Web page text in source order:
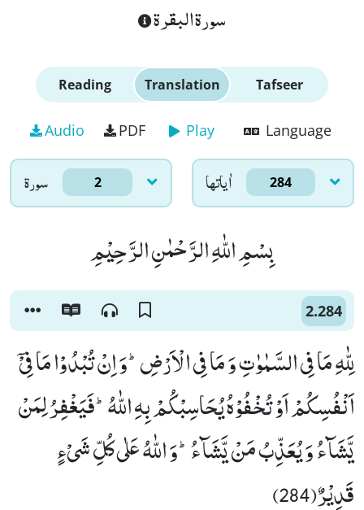
سورة البقرة
Reading Translation Tafseer
Audio PDF Play Language
سورۃ 2 اٰياتها 284
بِسْمِ اللّٰهِ الرَّحْمٰنِ الرَّحِیْمِ
2.284
لِلّٰهِ مَا فِی السَّمٰوٰتِ وَ مَا فِی الْاَرْضِؕ-وَ اِنْ تُبْدُوْا مَا فِیْۤ
اَنْفُسِكُمْ اَوْ تُخْفُوْهُ یُحَاسِبْكُمْ بِهِ اللّٰهُؕ-فَیَغْفِرُ لِمَنْ
یَّشَآءُ وَ یُعَذِّبُ مَنْ یَّشَآءُؕ-وَ اللّٰهُ عَلٰى كُلِّ شَیْءٍ
قَدِیْرٌ(284)